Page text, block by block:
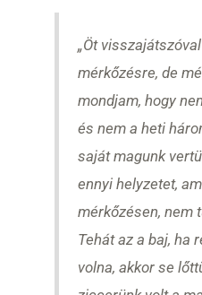
„Öt
mérkőzésre, de
mondjam, hogy
és nem a heti
saját magunk
ennyi helyzetet,
mérkőzésen, nem
Tehát az a baj, ha
volna, akkor se